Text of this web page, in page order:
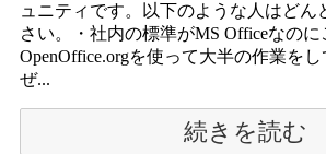
ュニティです。以下のような人はどん
さい。・社内の標準がMS Officeなのに
OpenOffice.orgを使って大半の作業を
ぜ...
続きを読む